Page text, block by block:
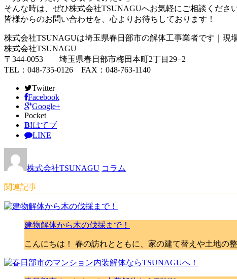
そんな時は、ぜひ株式会社TSUNAGUへお気軽にご相談くださ
皆様からのお問い合わせを、心よりお待ちしております！
株式会社TSUNAGUは埼玉県春日部市の解体工事業者です｜現
株式会社TSUNAGU
〒344-0053 埼玉県春日部市梅田本町2丁目29−2
TEL：048-735-0126 FAX：048-763-1140
Twitter
Facebook
Google+
Pocket
B!はてブ
LINE
株式会社TSUNAGU コラム
関連記事
建物解体から木の伐採まで！
こんにちは！ 春の訪れとともに、家の建て替えや土地